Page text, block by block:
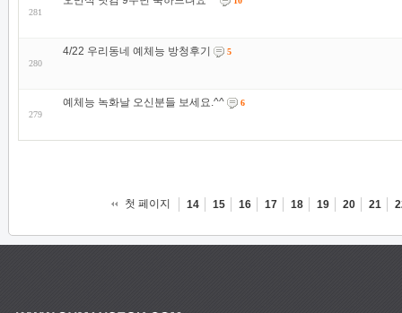
281
280
4/22 우리동네 예체능 방청후기 5
279
예체능 녹화날 오신분들 보세요.^^ 6
첫 페이지 14 15 16 17 18 19 20 21